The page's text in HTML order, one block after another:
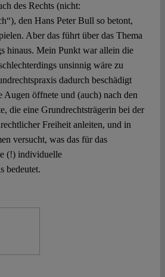
des Rechts (nicht:
den Hans Peter Bull so betont,
Aber das führt über das Thema
hinaus. Mein Punkt war allein die
unsinnig wäre zu
dadurch beschädigt
Augen öffnete und (auch) nach den
die eine Grundrechtsträgerin bei der
Freiheit anleiten, und in
versucht, was das für das
(!) individuelle
bedeutet.